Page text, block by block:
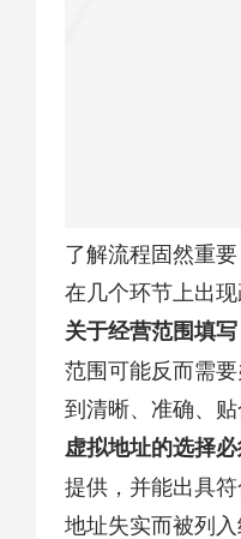
了解流程固然重
在几个环节上出现
​关于经营范围填写​
范围可能反而需
到清晰、准确、贴
虚拟地址的选择
提供，并能出具
地址失实而被列